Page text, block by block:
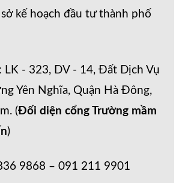
kế hoạch đầu tư thành phố
- 323, DV - 14, Đất Dịch Vụ
Yên Nghĩa, Quận Hà Đông,
(Đối diện cổng Trường mầm
)
9868 – 091 211 9901